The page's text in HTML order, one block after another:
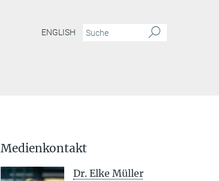
ENGLISH
Medienkontakt
Dr. Elke Müller